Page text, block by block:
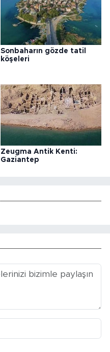
Sonbaharın gözde tatil
köşeleri
Zeugma Antik Kenti:
Gaziantep